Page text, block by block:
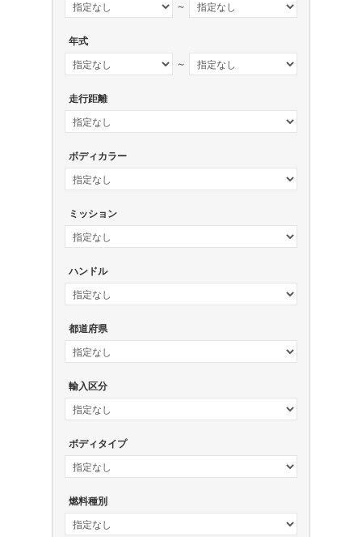
～
年式
～
走行距離
ボディカラー
ミッション
ハンドル
都道府県
輸入区分
ボディタイプ
燃料種別